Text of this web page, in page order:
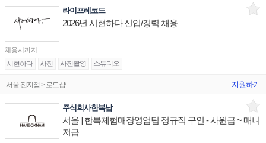
라이프레코드
2026년 시현하다 신입/경력 채용
채용시까지
시현하다 사진 사진촬영 스튜디오
서울 전지점 > 로드샵 지원하기
주식회사한복남
서울 ] 한복체험매장영업팀 정규직 구인 - 사원급 ~ 매니
저급